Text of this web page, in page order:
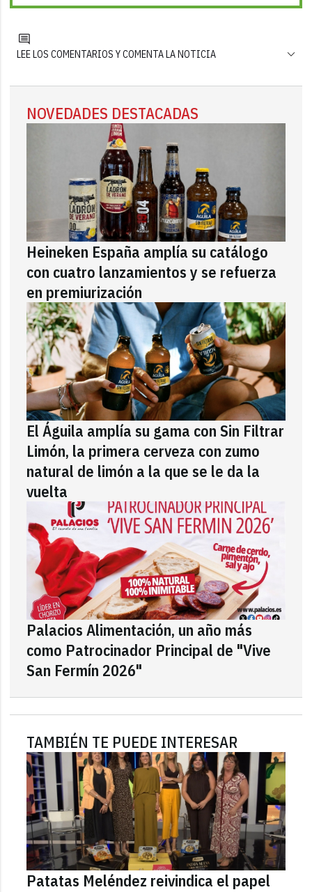
LEE LOS COMENTARIOS Y COMENTA LA NOTICIA
NOVEDADES DESTACADAS
Heineken España amplía su catálogo
con cuatro lanzamientos y se refuerza
en premiurización
El Águila amplía su gama con Sin Filtrar
Limón, la primera cerveza con zumo
natural de limón a la que se le da la
vuelta
Palacios Alimentación, un año más
como Patrocinador Principal de "Vive
San Fermín 2026"
TAMBIÉN TE PUEDE INTERESAR
Patatas Meléndez reivindica el papel